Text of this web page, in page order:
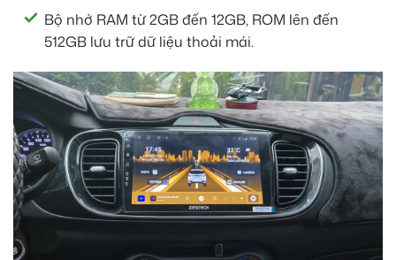
Bộ nhớ RAM từ 2GB đến 12GB, ROM lên đến
512GB lưu trữ dữ liệu thoải mái.